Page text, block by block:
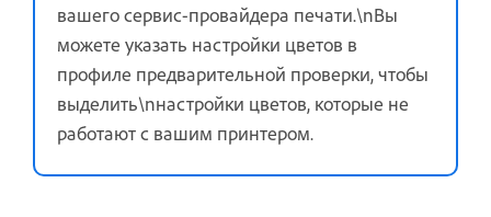
вашего сервис-провайдера печати.\nВы
можете указать настройки цветов в
профиле предварительной проверки, чтобы
выделить\nнастройки цветов, которые не
работают с вашим принтером.